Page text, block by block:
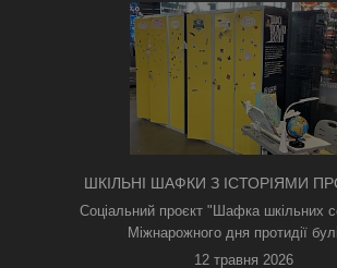
ШКІЛЬНІ ШАФКИ З ІСТОРІЯМИ
З'ЯВИЛИСЯ В КИЄВІ
Соціальний проєкт "Шафка шкільних
Міжнарожного дня протидії
12 травня 2026